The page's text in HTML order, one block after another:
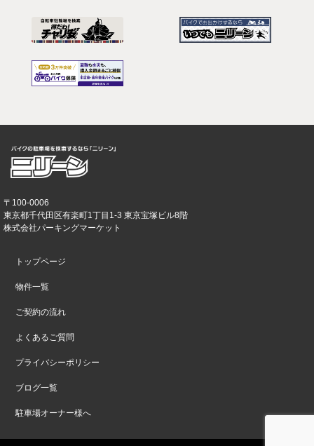
〒100-0006
東京都千代田区有楽町1丁目1-3 東京宝塚ビル8階
株式会社パーキングマーケット
トップページ
物件一覧
ご契約の流れ
よくあるご質問
プライバシーポリシー
ブログ一覧
駐車場オーナー様へ